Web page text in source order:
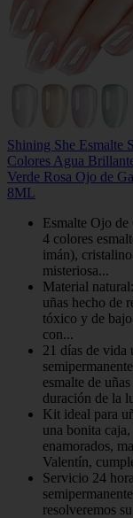
Shining She Esmalte
Colores Agua
Verde Rosa Ojo de
8ML
Esmalte Ojo
4 colores
imán),
misteriosa...
Material
uñas hecho de
tóxico y de
con...
21 días de vida
esmalte de
duración de la
Kit ideal para
una bonita
enamorados,
Valentín,
Servicio 24
resolveremos